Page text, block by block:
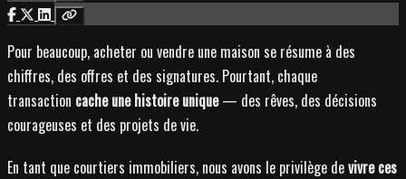
Pour beaucoup, acheter ou vendre une maison se résume à des
chiffres, des offres et des signatures. Pourtant, chaque
transaction cache une histoire unique— des rêves, des décisions
courageuses et des projets de vie.
En tant que courtiers immobiliers, nous avons le privilège devivre ces